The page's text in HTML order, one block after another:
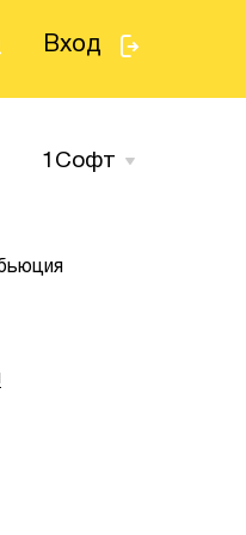
Вход
1Cофт